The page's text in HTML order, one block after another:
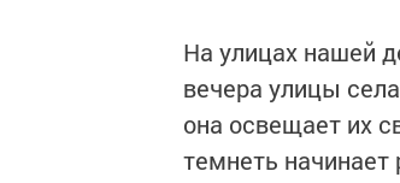
На улицах нашей
вечера улицы
она освещает их
темнеть